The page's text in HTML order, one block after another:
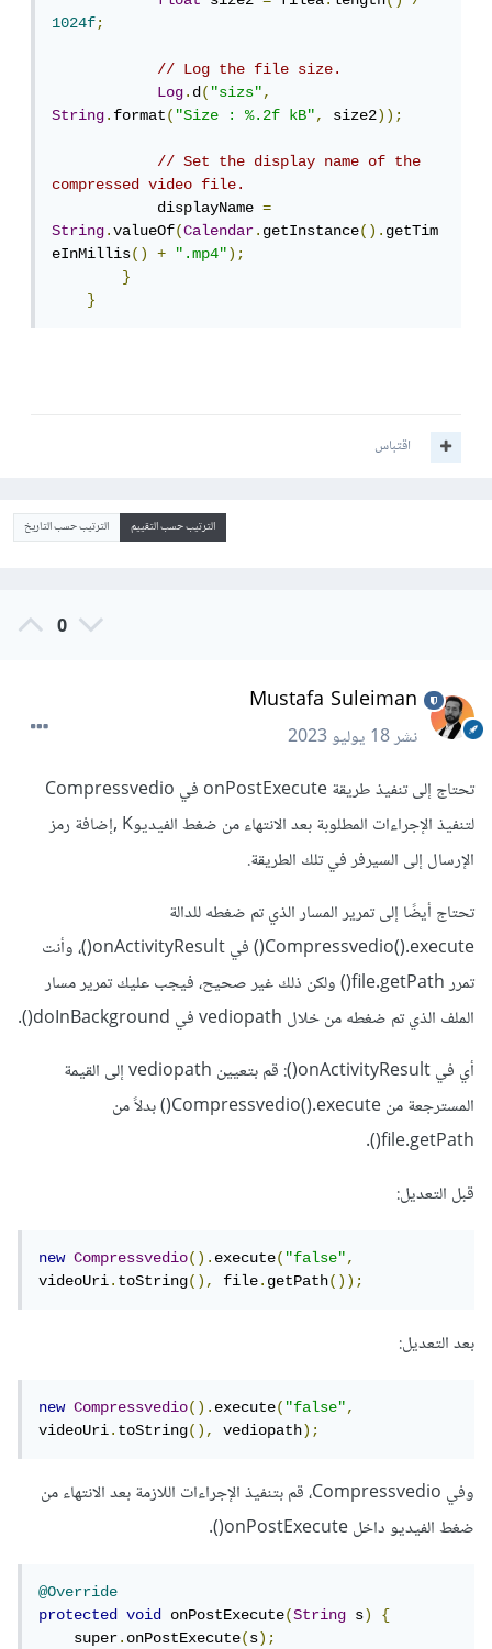
1024f;
// Log the file size.
Log.d("sizs",
String.format("Size : %.2f kB", size2));
// Set the display name of the
compressed video file.
            displayName
=
String.valueOf(Calendar.getInstance().getTim
eInMillis() + ".mp4");
}
}
اقتباس
الترتيب حسب التقييم الترتيب حسب التاريخ
0
Mustafa Suleiman
نشر18 يوليو 2023
تحتاج إلى تنفيذ طريقة onPostExecute في Compressvedio
لتنفيذ الإجراءات المطلوبة بعد الانتهاء من ضغط الفيديوK ,إضافة رمز
الإرسال إلى السيرفر في تلك الطريقة.
تحتاج أيضًا إلى تمرير المسار الذي تم ضغطه للدالة
Compressvedio().execute() في onActivityResult()، وأنت
تمرر file.getPath() ولكن ذلك غير صحيح، فيجب عليك تمرير مسار
الملف الذي تم ضغطه من خلال vediopath في doInBackground().
أي في onActivityResult(): قم بتعيين vediopath إلى القيمة
المسترجعة من Compressvedio().execute() بدلاً من
file.getPath().
قبل التعديل:
new Compressvedio().execute("false",
videoUri.toString(), file.getPath());
بعد التعديل:
new Compressvedio().execute("false",
videoUri.toString(), vediopath);
وفي Compressvedio، قم بتنفيذ الإجراءات اللازمة بعد الانتهاء من
ضغط الفيديو داخل onPostExecute().
@Override
protected
void onPostExecute(String s)
{
    super
.onPostExecute(s);